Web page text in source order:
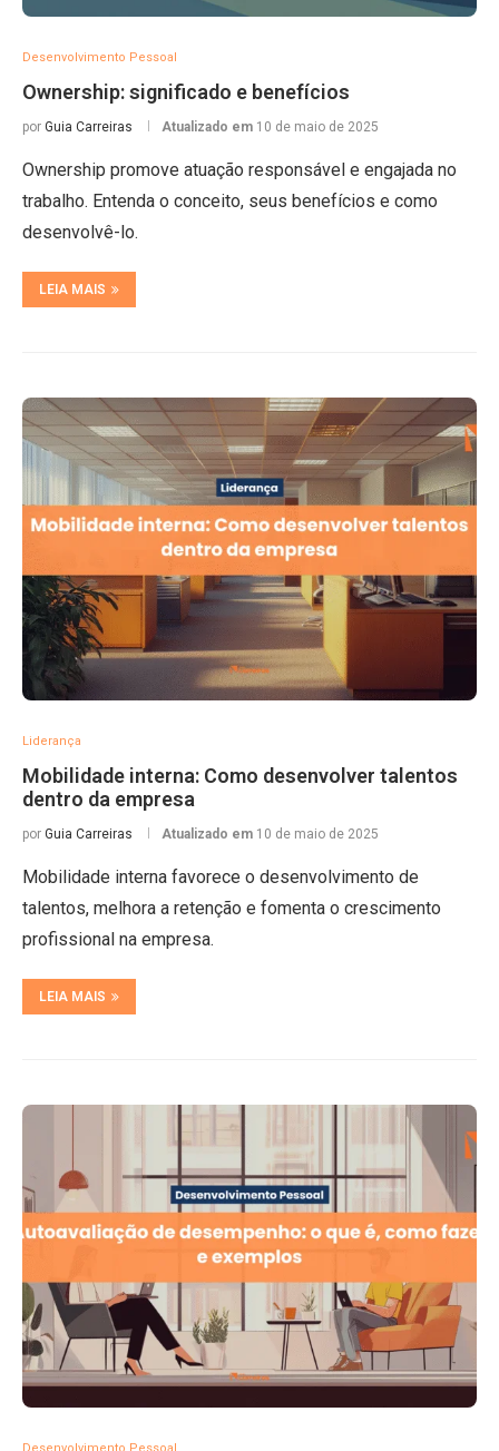
Desenvolvimento Pessoal
Ownership: significado e benefícios
por Guia Carreiras Atualizado em 10 de maio de 2025
Ownership promove atuação responsável e engajada no
trabalho. Entenda o conceito, seus benefícios e como
desenvolvê-lo.
LEIA MAIS
Liderança
Mobilidade interna: Como desenvolver talentos
dentro da empresa
por Guia Carreiras Atualizado em 10 de maio de 2025
Mobilidade interna favorece o desenvolvimento de
talentos, melhora a retenção e fomenta o crescimento
profissional na empresa.
LEIA MAIS